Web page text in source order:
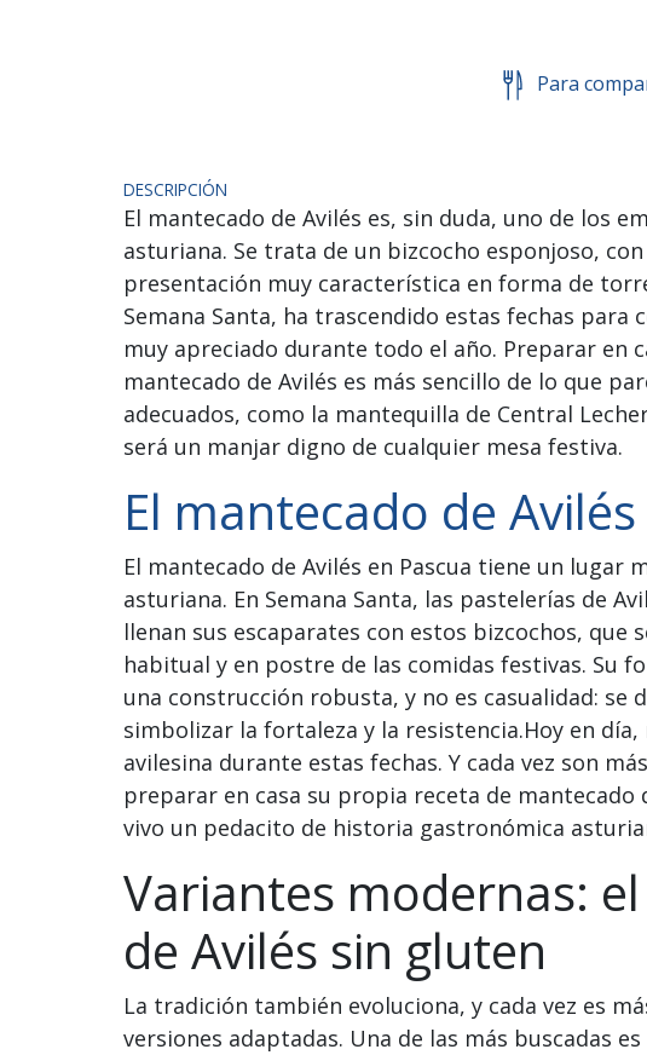
Para
DESCRIPCIÓN
El mantecado de Avilés es, sin duda, uno de los
asturiana. Se trata de un bizcocho esponjoso,
presentación muy característica en forma de
Semana Santa, ha trascendido estas fechas para
muy apreciado durante todo el año. Preparar en
mantecado de Avilés es más sencillo de lo que
adecuados, como la mantequilla de Central
será un manjar digno de cualquier mesa festiva.
El mantecado de
El mantecado de Avilés en Pascua tiene un lugar
asturiana. En Semana Santa, las pastelerías de
llenan sus escaparates con estos bizcochos, que
habitual y en postre de las comidas festivas. Su
una construcción robusta, y no es casualidad: se
simbolizar la fortaleza y la resistencia.Hoy en
avilesina durante estas fechas. Y cada vez son
preparar en casa su propia receta de mantecado
vivo un pedacito de historia gastronómica
Variantes modernas:
de Avilés sin gluten
La tradición también evoluciona, y cada vez es
versiones adaptadas. Una de las más buscadas